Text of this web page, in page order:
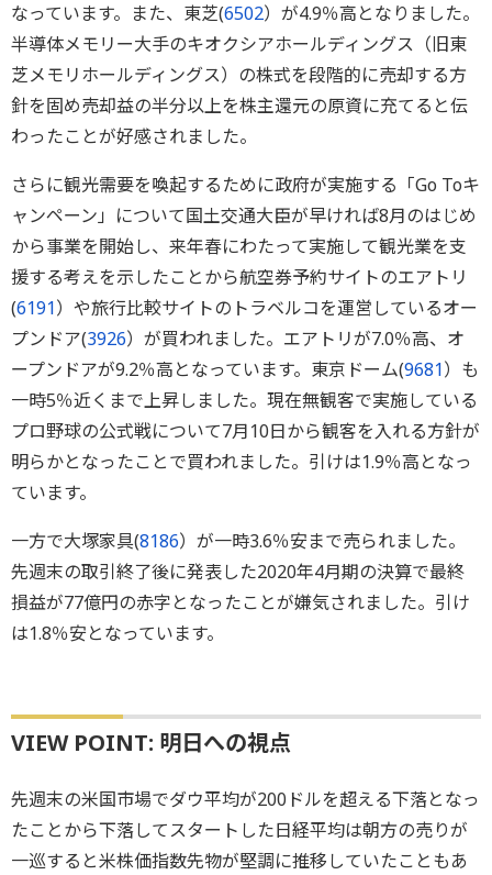
なっています。また、東芝(6502）が4.9％高となりました。
半導体メモリー大手のキオクシアホールディングス（旧東
芝メモリホールディングス）の株式を段階的に売却する方
針を固め売却益の半分以上を株主還元の原資に充てると伝
わったことが好感されました。
さらに観光需要を喚起するために政府が実施する「Go Toキ
ャンペーン」について国土交通大臣が早ければ8月のはじめ
から事業を開始し、来年春にわたって実施して観光業を支
援する考えを示したことから航空券予約サイトのエアトリ
(6191）や旅行比較サイトのトラベルコを運営しているオー
プンドア(3926）が買われました。エアトリが7.0％高、オ
ープンドアが9.2％高となっています。東京ドーム(9681）も
一時5％近くまで上昇しました。現在無観客で実施している
プロ野球の公式戦について7月10日から観客を入れる方針が
明らかとなったことで買われました。引けは1.9％高となっ
ています。
一方で大塚家具(8186）が一時3.6％安まで売られました。
先週末の取引終了後に発表した2020年4月期の決算で最終
損益が77億円の赤字となったことが嫌気されました。引け
は1.8％安となっています。
VIEW POINT: 明日への視点
先週末の米国市場でダウ平均が200ドルを超える下落となっ
たことから下落してスタートした日経平均は朝方の売りが
一巡すると米株価指数先物が堅調に推移していたこともあ